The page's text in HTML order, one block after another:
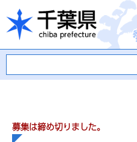
千葉県
募集は締め切りました。